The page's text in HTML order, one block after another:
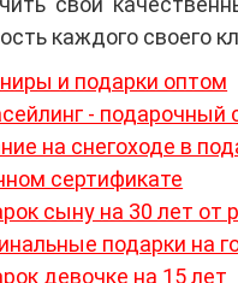
каждого своего
и подарки оптом
- подарочный
на снегоходе в
сертификате
сыну на 30 лет от
подарки на
девочке на 15 лет